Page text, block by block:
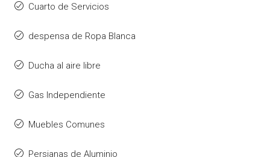
Cuarto de Servicios
despensa de Ropa Blanca
Ducha al aire libre
Gas Independiente
Muebles Comunes
Persianas de Aluminio